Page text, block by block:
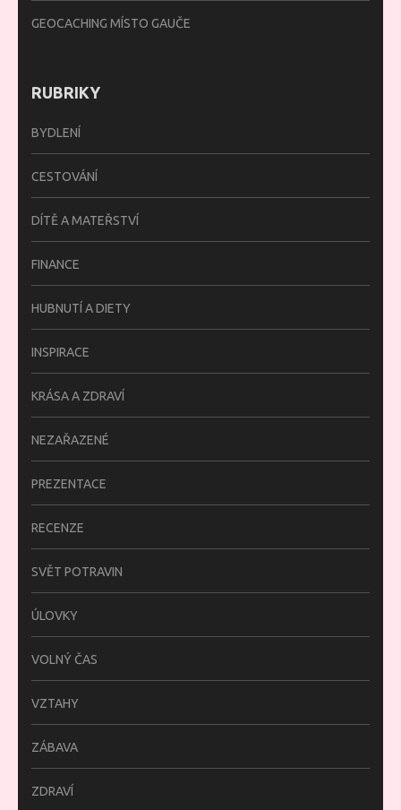
GEOCACHING MÍSTO GAUČE
RUBRIKY
BYDLENÍ
CESTOVÁNÍ
DÍTĚ A MATEŘSTVÍ
FINANCE
HUBNUTÍ A DIETY
INSPIRACE
KRÁSA A ZDRAVÍ
NEZAŘAZENÉ
PREZENTACE
RECENZE
SVĚT POTRAVIN
ÚLOVKY
VOLNÝ ČAS
VZTAHY
ZÁBAVA
ZDRAVÍ